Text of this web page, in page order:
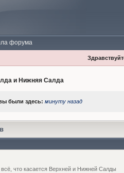
форума
и Нижняя Салда
были здесь: минуту назад
что касается Верхней и Нижней Салды